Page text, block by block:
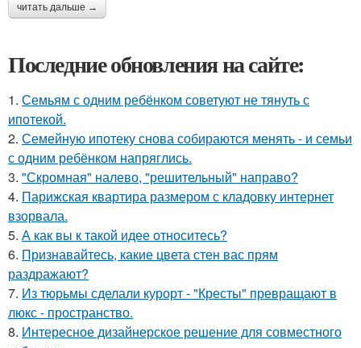
читать дальше →
Последние обновления на сайте:
1. Семьям с одним ребёнком советуют не тянуть с
ипотекой.
2. Семейную ипотеку снова собираются менять - и семьи
с одним ребёнком напряглись.
3. "Скромная" налево, "решительный" направо?
4. Парижская квартира размером с кладовку интернет
взорвала.
5. А как вы к такой идее относитесь?
6. Признавайтесь, какие цвета стен вас прям
раздражают?
7. Из тюрьмы сделали курорт - "Кресты" превращают в
люкс - пространство.
8. Интересное дизайнерское решение для совместного